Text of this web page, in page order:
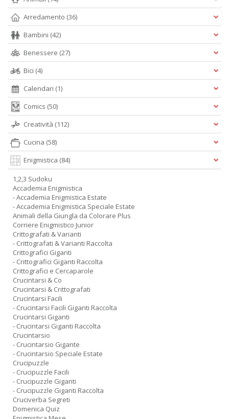
Arredamento (36)
Bambini (42)
Benessere (27)
Bici (4)
Calendari (1)
Comics (50)
Creatività (112)
Cucina (58)
Enigmistica (84)
1,2,3 Sudoku
Accademia Enigmistica
- Accademia Enigmistica Estate
- Accademia Enigmistica Speciale Estate
Animali della Giungla da Colorare Plus
Corriere Enigmistico Junior
Crittografati & Varianti
- Crittografati & Varianti Raccolta
Crittografici Giganti
- Crittografici Giganti Raccolta
Crittografici e Cercaparole
Crucintarsi & Co
Crucintarsi & Crittografati
Crucintarsi Facili
- Crucintarsi Facili Giganti Raccolta
Crucintarsi Giganti
- Crucintarsi Giganti Raccolta
Crucintarsio
- Crucintarsio Gigante
- Crucintarsio Speciale Estate
Crucipuzzle
- Crucipuzzle Facili
- Crucipuzzle Giganti
- Crucipuzzle Giganti Raccolta
Cruciverba Segreti
Domenica Quiz